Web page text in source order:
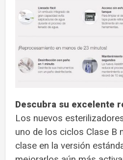
Descubra su excelente
Los nuevos
uno de los ciclos Clase B
clase en la versión